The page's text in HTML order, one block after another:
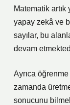
Matematik
yapay zekâ ve
sayılar, bu
devam
Ayrıca
zamanda
sonucunu